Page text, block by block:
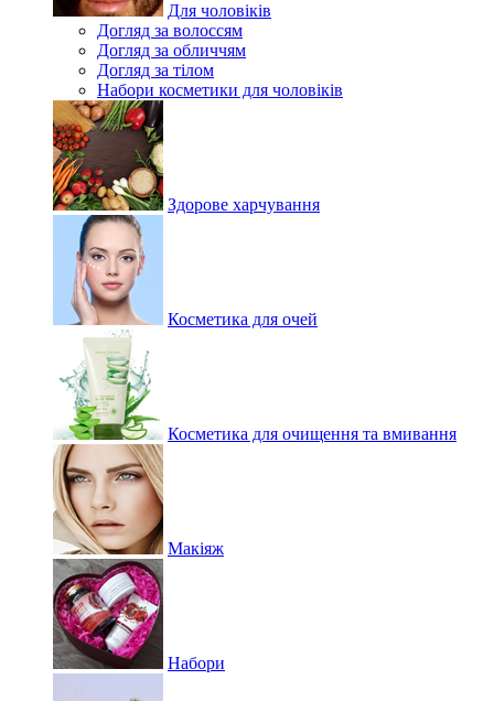
Для чоловіків
Догляд за волоссям
Догляд за обличчям
Догляд за тілом
Набори косметики для чоловіків
Здорове харчування
Косметика для очей
Косметика для очищення та вмивання
Макіяж
Набори